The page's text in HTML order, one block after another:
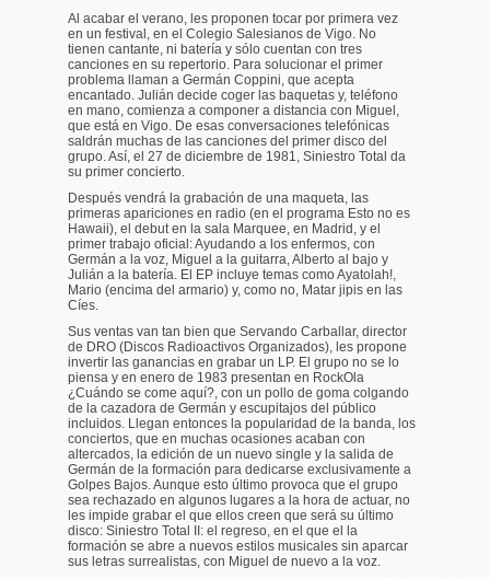
Al acabar el verano, les proponen tocar por primera vez
en un festival, en el Colegio Salesianos de Vigo. No
tienen cantante, ni batería y sólo cuentan con tres
canciones en su repertorio. Para solucionar el primer
problema llaman a Germán Coppini, que acepta
encantado. Julián decide coger las baquetas y, teléfono
en mano, comienza a componer a distancia con Miguel,
que está en Vigo. De esas conversaciones telefónicas
saldrán muchas de las canciones del primer disco del
grupo. Así, el 27 de diciembre de 1981, Siniestro Total da
su primer concierto.
Después vendrá la grabación de una maqueta, las
primeras apariciones en radio (en el programa Esto no es
Hawaii), el debut en la sala Marquee, en Madrid, y el
primer trabajo oficial:Ayudando a los enfermos , con
Germán a la voz, Miguel a la guitarra, Alberto al bajo y
Julián a la batería. El EP incluye temas comoAyatolah!
Mario (encima del armario) y, como no, Matar jipis en las
Cíes
Sus ventas van tan bien que Servando Carballar, director
de DRO (Discos Radioactivos Organizados), les propone
invertir las ganancias en grabar un LP. El grupo no se lo
piensa y en enero de 1983 presentan en RockOla
¿Cuándo se come aquí? , con un pollo de goma colgando
de la cazadora de Germán y escupitajos del público
incluidos. Llegan entonces la popularidad de la banda, los
conciertos, que en muchas ocasiones acaban con
altercados, la edición de un nuevo single y la salida de
Germán de la formación para dedicarse exclusivamente a
Golpes Bajos. Aunque esto último provoca que el grupo
sea rechazado en algunos lugares a la hora de actuar, no
les impide grabar el que ellos creen que será su último
disco: Siniestro Total II: el regreso , en el que el la
formación se abre a nuevos estilos musicales sin aparcar
sus letras surrealistas, con Miguel de nuevo a la voz.